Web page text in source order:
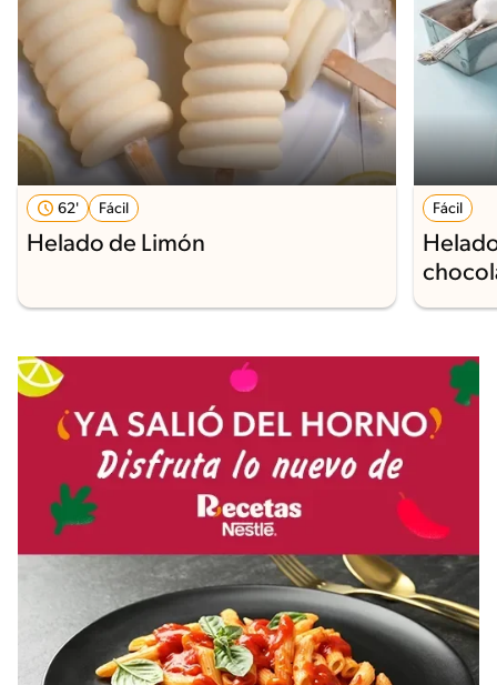
62' Fácil
Helado de Limón
Fácil